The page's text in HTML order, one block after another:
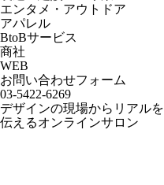
エンタメ・アウトドア
アパレル
BtoBサービス
商社
WEB
お問い合わせフォーム
03-5422-6269
デザインの現場からリアルを
伝えるオンラインサロン